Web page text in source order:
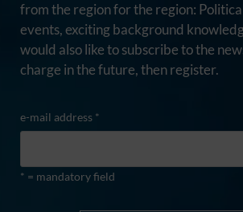
from the region for the region:
events, exciting background
would also like to subscribe to the
charge in the future, then register.
e-mail address *
* = mandatory field